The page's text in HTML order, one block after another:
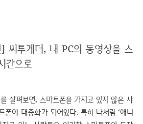
씨투게더, 내 PC의 동영상을 스
간으로
살펴보면, 스마트폰을 가지고 있지 않은 사
폰이 대중화가 되어있다. 특히 나처럼 ‘애니